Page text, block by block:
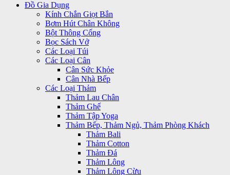
Đồ Gia Dụng
Kính Chắn Giọt Bắn
Bơm Hút Chân Không
Bột Thông Cống
Bọc Sách Vở
Các Loại Túi
Các Loại Cân
Cân Sức Khỏe
Cân Nhà Bếp
Các Loại Thảm
Thảm Lau Chân
Thảm Ghế
Thảm Tập Yoga
Thảm Bếp, Thảm Ngủ, Thảm Phòng Khách
Thảm Bali
Thảm Cotton
Thảm Đá
Thảm Lông
Thảm Lông Cừu